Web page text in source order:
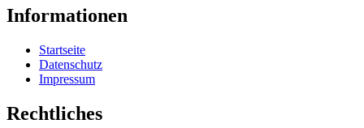
Informationen
Startseite
Datenschutz
Impressum
Rechtliches